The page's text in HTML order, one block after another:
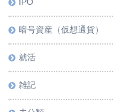
IPO
暗号資産（仮想通貨）
就活
雑記